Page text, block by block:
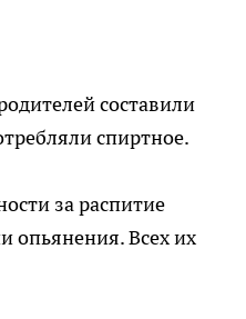
составили
спиртное.
за распитие
опьянения. Всех их